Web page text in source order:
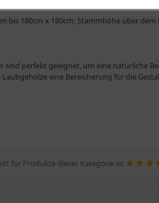
bis 180cm x 180cm; Stammhöhe über
perfekt geeignet, um eine natürliche
eine Bereicherung für die
für Produkte dieser Kategorie ist